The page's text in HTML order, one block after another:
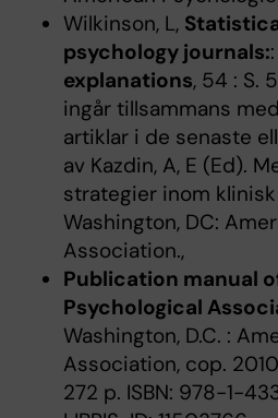
Wilkinson, L,
psychology journals::
explanations, 54 : S.
ingår tillsammans
artiklar i de senaste
av Kazdin, A, E (Ed).
strategier inom
Washington, DC:
Association.,
Publication manual
Psychological
Washington, D.C. :
Association, cop.
272 p. ISBN: 978-1-